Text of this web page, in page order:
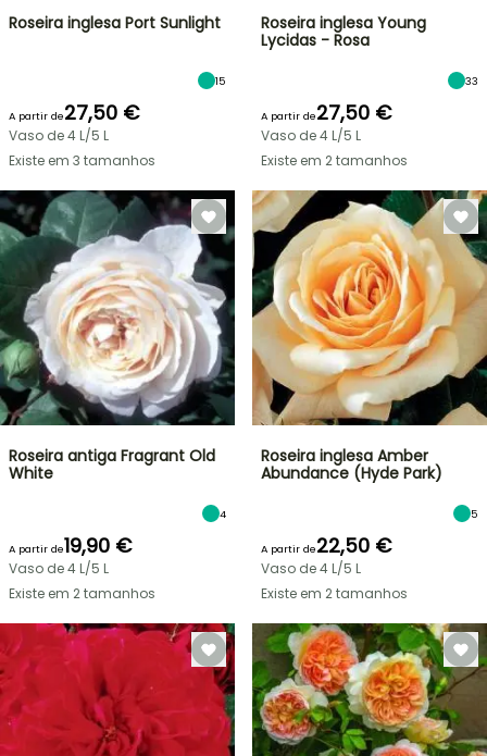
Roseira inglesa Port Sunlight
15
A partir de27,50 €
Vaso de 4 L/5 L
Existe em 3 tamanhos
Roseira inglesa Young
Lycidas - Rosa
33
A partir de27,50 €
Vaso de 4 L/5 L
Existe em 2 tamanhos
Roseira antiga Fragrant Old
White
4
A partir de19,90 €
Vaso de 4 L/5 L
Existe em 2 tamanhos
Roseira inglesa Amber
Abundance (Hyde Park)
5
A partir de22,50 €
Vaso de 4 L/5 L
Existe em 2 tamanhos